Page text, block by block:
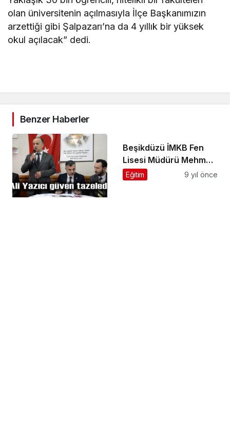
olan üniversitenin açılmasıyla İlçe Başkanımızın
arzettiği gibi Şalpazarı’na da 4 yıllık bir yüksek
okul açılacak” dedi.
Benzer Haberler
Beşikdüzü İMKB Fen
Lisesi Müdürü Mehmet
Halcı’yı ziyaret ettik
Eğitim 9 yıl önce